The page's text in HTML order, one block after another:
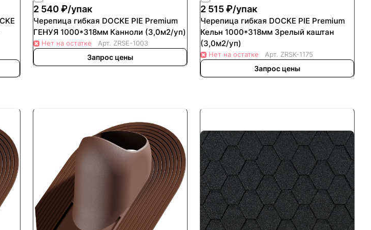
2 540 ₽/упак
Черепица гибкая DOCKE PIE Premium
ГЕНУЯ 1000*318мм Канноли (3,0м2/уп)
Нет на остатке Арт. ZRSE-1003
Запрос цены
2 515 ₽/упак
Черепица гибкая DOCKE PIE Premium
Кельн 1000*318мм Зрелый каштан
(3,0м2/уп)
Нет на остатке Арт. ZRSK-1175
Запрос цены